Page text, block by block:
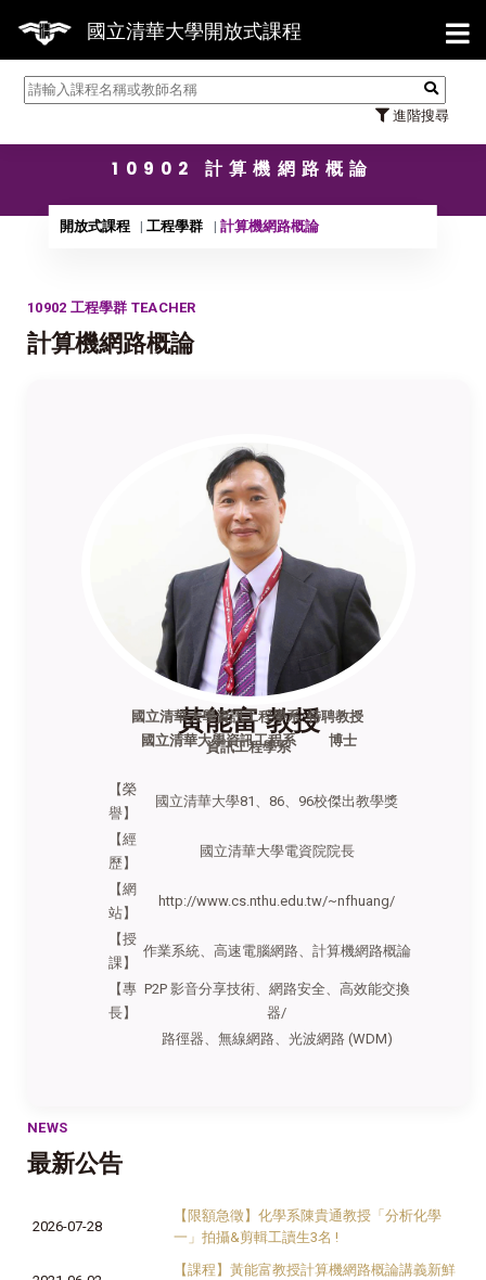
國立清華大學開放式課程
進階搜尋
【7/
10902 計算機網路概論
開放式課程 工程學群 計算機網路概論
10902 工程學群 TEACHER
計算機網路概論
黃能富 教授
資訊工程學系
國立清華大學資訊工程學系 特聘教授
國立清華大學資訊工程系 博士
【榮
譽】
國立清華大學81、86、96校傑出教學獎
【經
歷】
國立清華大學電資院院長
【網
站】
http://www.cs.nthu.edu.tw/~nfhuang/
【授
課】
作業系統、高速電腦網路、計算機網路概論
【專
長】
P2P 影音分享技術、 網路安全、 高效能交換
器/
路徑器
無線網路、 光波網路 (WDM)
NEWS
最新公告
2026-07-28
【限額急徵】化學系陳貴通教授「分析化學
一」拍攝&剪輯工讀生3名 !
【課程】黃能富教授計算機網路概論講義新鮮